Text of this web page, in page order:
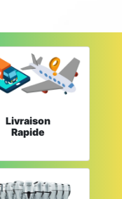
Livraison
Rapide